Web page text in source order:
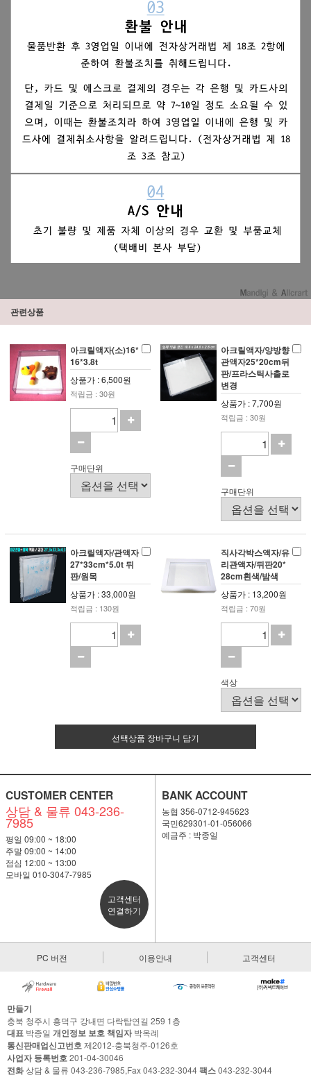
관련상품
아크릴액자(소)16*
16*3.8t
상품가 : 6,500원
적립금 : 30원
구매단위
아크릴액자/양방향
관액자25*20cm뒤
판/프라스틱사출로
변경
상품가 : 7,700원
적립금 : 30원
구매단위
아크릴액자/관액자
27*33cm*5.0t 뒤
판/원목
상품가 : 33,000원
적립금 : 130원
직사각박스액자/유
리관액자/뒤판20*
28cm흰색/밤색
상품가 : 13,200원
적립금 : 70원
색상
선택상품 장바구니 담기
CUSTOMER CENTER
상담 & 물류 043-236-
7985
평일 09:00 ~ 18:00
주말 09:00 ~ 14:00
점심 12:00 ~ 13:00
모바일 010-3047-7985
고객센터
연결하기
BANK ACCOUNT
농협 356-0712-945623
국민629301-01-056066
예금주 : 박종일
PC 버전 이용안내 고객센터
만들기
충북 청주시 흥덕구 강내면 다락탑연길 259 1층
대표 박종일 개인정보 보호 책임자박옥례
통신판매업신고번호제2012-충북청주-0126호
사업자 등록번호201-04-30046
전화상담 & 물류 043-236-7985,Fax 043-232-3044팩스043-232-3044